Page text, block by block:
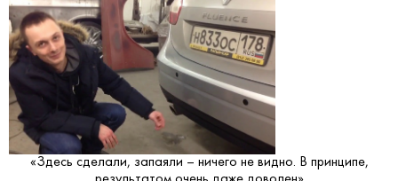
«Здесь сделали, запаяли – ничего не видно. В принципе,